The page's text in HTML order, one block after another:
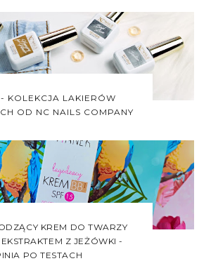
- KOLEKCJA LAKIERÓW
OD NC NAILS COMPANY
KREM DO TWARZY
EKSTRAKTEM Z JEŻÓWKI -
PO TESTACH